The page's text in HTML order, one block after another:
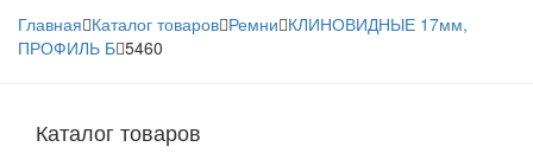
Главная Каталог товаров Ремни КЛИНОВИДНЫЕ 17мм,
ПРОФИЛЬ Б 5460
Каталог товаров